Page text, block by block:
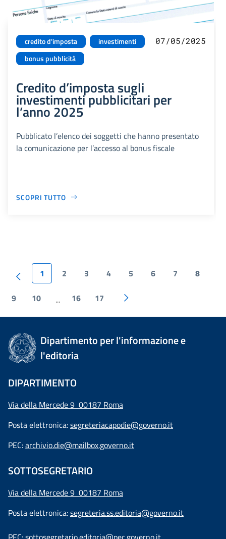
credito d'imposta
investimenti
bonus pubblicità
07/05/2025
Credito d’imposta sugli
investimenti pubblicitari per
l’anno 2025
Pubblicato l’elenco dei soggetti che hanno presentato
la comunicazione per l’accesso al bonus fiscale
SCOPRI TUTTO
1 2 3 4 5 6 7 8
9 10 ... 16 17
Dipartimento per l'informazione e
l'editoria
DIPARTIMENTO
Via della Mercede 9 00187 Roma
Posta elettronica:segreteriacapodie@governo.it
PEC:archivio.die@mailbox.governo.it
SOTTOSEGRETARIO
Via della Mercede 9 00187 Roma
Posta elettronica:segreteria.ss.editoria@governo.it